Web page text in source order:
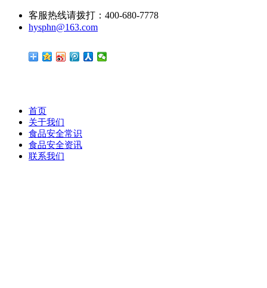
客服热线请拨打：400-680-7778
hysphn@163.com
首页
关于我们
食品安全常识
食品安全资讯
联系我们